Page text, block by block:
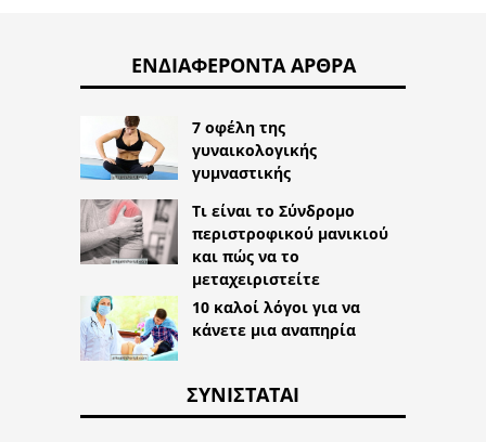
ΕΝΔΙΑΦΈΡΟΝΤΑ ΆΡΘΡΑ
7 οφέλη της
γυναικολογικής
γυμναστικής
Τι είναι το Σύνδρομο
περιστροφικού μανικιού
και πώς να το
μεταχειριστείτε
10 καλοί λόγοι για να
κάνετε μια αναπηρία
ΣΥΝΙΣΤΆΤΑΙ